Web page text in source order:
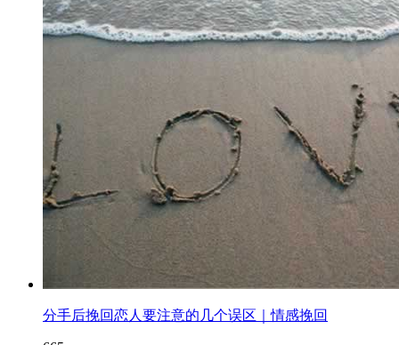
分手后挽回恋人要注意的几个误区｜情感挽回